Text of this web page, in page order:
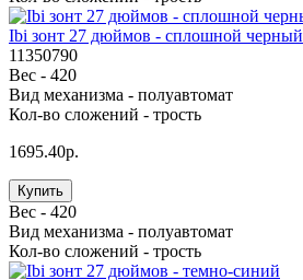
Ibi зонт 27 дюймов - сплошной черный
11350790
Вес - 420
Вид механизма - полуавтомат
Кол-во сложений - трость
1695.40р.
Купить
Вес - 420
Вид механизма - полуавтомат
Кол-во сложений - трость